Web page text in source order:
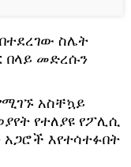
ስሌት
በላይ መድረሱን
አስቸኳይ
የተለያዩ የፖሊሲ
እየተሳተፉበት